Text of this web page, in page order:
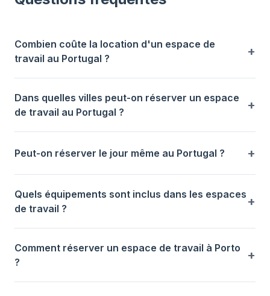
Combien coûte la location d'un espace de
travail au Portugal ?
Dans quelles villes peut-on réserver un espace
de travail au Portugal ?
Peut-on réserver le jour même au Portugal ?
Quels équipements sont inclus dans les espaces
de travail ?
Comment réserver un espace de travail à Porto
?